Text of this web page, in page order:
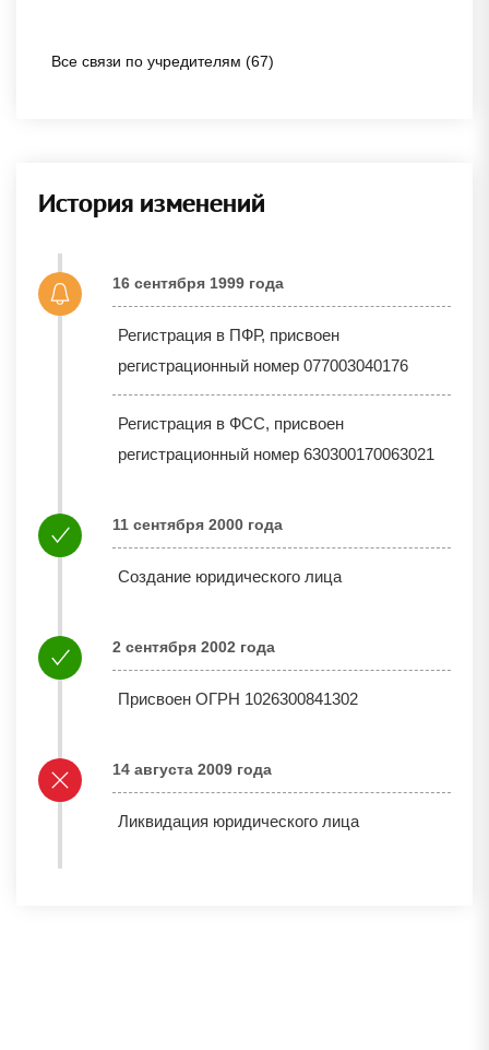
Все связи по учредителям (67)
История изменений
16 сентября 1999 года
Регистрация в ПФР, присвоен
регистрационный номер 077003040176
Регистрация в ФСС, присвоен
регистрационный номер 630300170063021
11 сентября 2000 года
Создание юридического лица
2 сентября 2002 года
Присвоен ОГРН 1026300841302
14 августа 2009 года
Ликвидация юридического лица